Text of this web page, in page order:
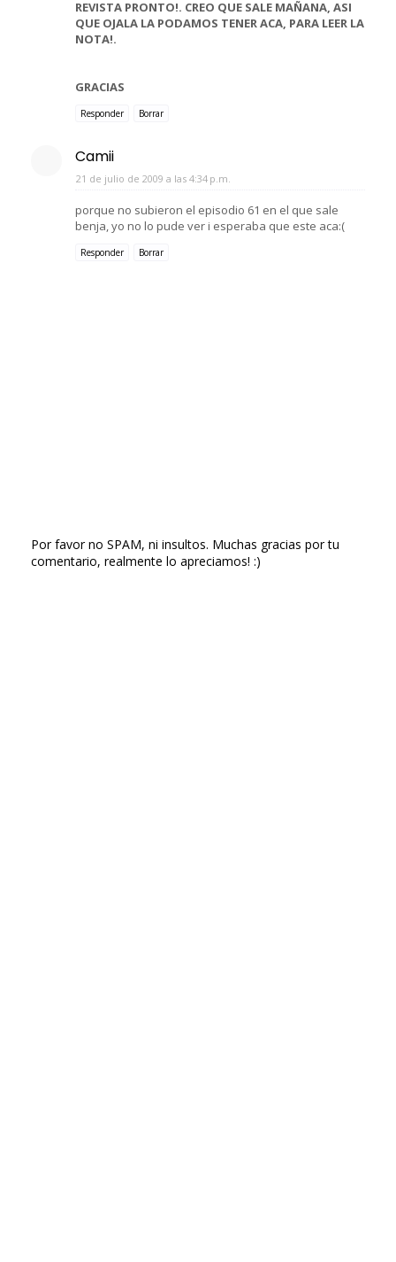
REVISTA PRONTO!. CREO QUE SALE MAÑANA, ASI
QUE OJALA LA PODAMOS TENER ACA, PARA LEER LA
NOTA!.
GRACIAS
Responder Borrar
Camii
21 de julio de 2009 a las 4:34 p.m.
porque no subieron el episodio 61 en el que sale
benja, yo no lo pude ver i esperaba que este aca:(
Responder Borrar
Por favor no SPAM, ni insultos. Muchas gracias por tu
comentario, realmente lo apreciamos! :)